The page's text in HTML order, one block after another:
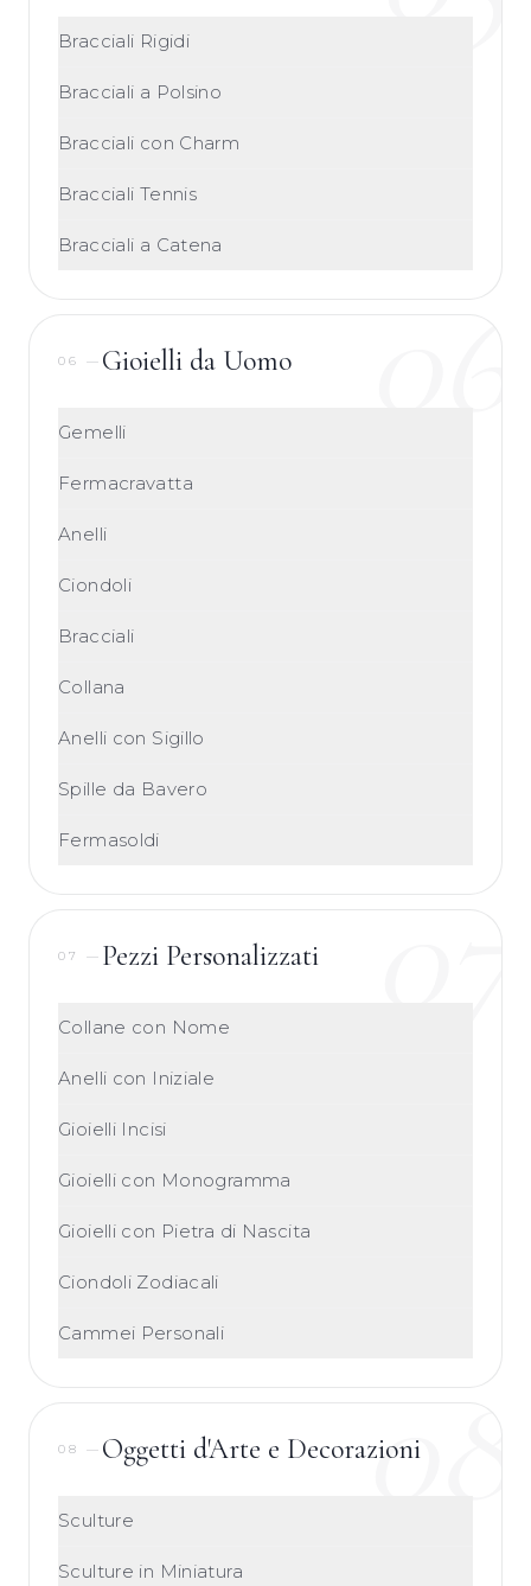
Bracciali Rigidi
Bracciali a Polsino
Bracciali con Charm
Bracciali Tennis
Bracciali a Catena
06
06 — Gioielli da Uomo
Gemelli
Fermacravatta
Anelli
Ciondoli
Bracciali
Collana
Anelli con Sigillo
Spille da Bavero
Fermasoldi
07
07 — Pezzi Personalizzati
Collane con Nome
Anelli con Iniziale
Gioielli Incisi
Gioielli con Monogramma
Gioielli con Pietra di Nascita
Ciondoli Zodiacali
Cammei Personali
08
08 — Oggetti d'Arte e Decorazioni
Sculture
Sculture in Miniatura